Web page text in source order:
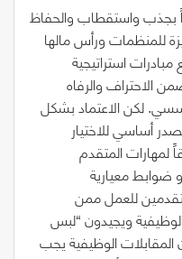
بجذب واستقطاب والحفاظ
للمنظمات ورأس مالها
استراتيجية
الاحتراف والرفاه
لكن الاعتماد بشكل
أساسي للاختيار
لمهارات المتقدم
معيارية
للعمل ممن
ويجيدون“لبس
الوظيفية يجب